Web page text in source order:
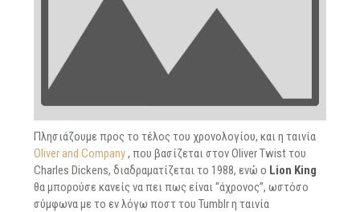
Πλησιάζουμε προς το τέλος του χρονολογίου, και η ταινία
Oliver and Company, που βασίζεται στον Oliver Twist του
Charles Dickens, διαδραματίζεται το 1988, ενώ ο Lion King
θα μπορούσε κανείς να πει πως είναι “άχρονος”, ωστόσο
σύμφωνα με το εν λόγω ποστ του Tumblr η ταινία